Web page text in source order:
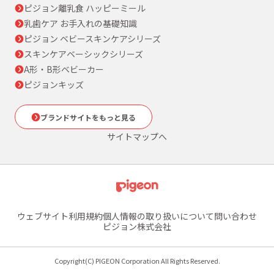
ピジョン離乳食 ハッピーミール
乳歯ケア お手入れの基礎知識
ピジョン ベビースキンケアシリーズ
スキンケアベーシックシリーズ
A形・B形ベビーカー
ピジョンキッズ
ブランドサイトをもっと見る
サイトマップへ
ウェブサイト利用規約個人情報の取り扱いについて問い合わせ
ピジョン株式会社
Copyright(C) PIGEON Corporation All Rights Reserved.